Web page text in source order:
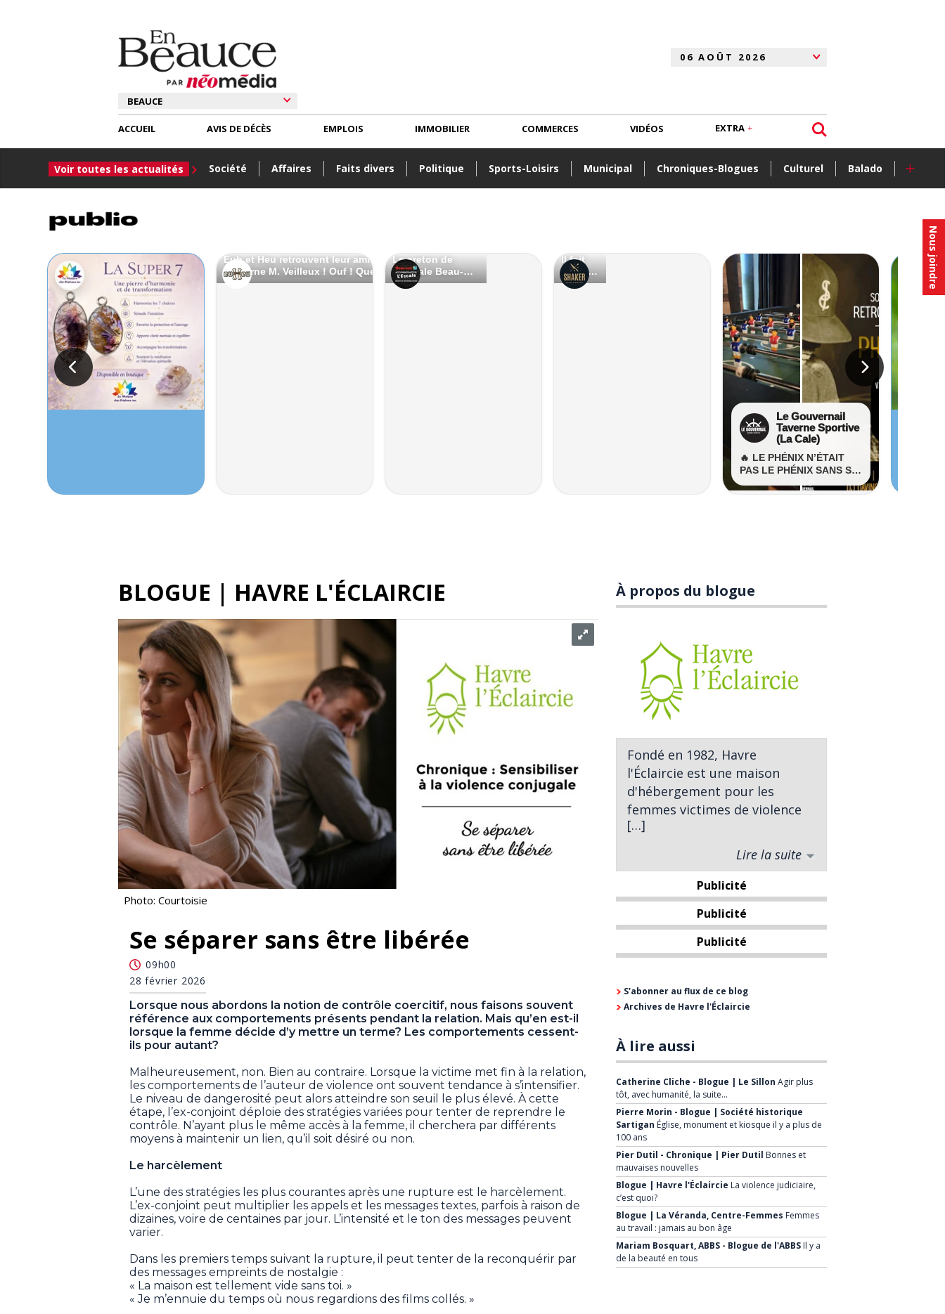
Nous joindre
ACCUEIL
Voir toutes les actualités Société Affaires Faits divers Politique Sports-Loisirs Municipal Chroniques-Blogues Culturel Balado +
AVIS DE DÉCÈS EMPLOIS IMMOBILIER COMMERCES VIDÉOS EXTRA
BLOGUE | HAVRE L'ÉCLAIRCIE
Photo: Courtoisie
Se séparer sans être libérée
09h00
28 février 2026
Lorsque nous abordons la notion de contrôle coercitif, nous faisons souvent
référence aux comportements présents pendant la relation. Mais qu’en est-il
lorsque la femme décide d’y mettre un terme? Les comportements cessent-
ils pour autant?
Malheureusement, non. Bien au contraire. Lorsque la victime met fin à la relation,
les comportements de l’auteur de violence ont souvent tendance à s’intensifier.
Le niveau de dangerosité peut alors atteindre son seuil le plus élevé. À cette
étape, l’ex-conjoint déploie des stratégies variées pour tenter de reprendre le
contrôle. N’ayant plus le même accès à la femme, il cherchera par différents
moyens à maintenir un lien, qu’il soit désiré ou non.
Le harcèlement
L’une des stratégies les plus courantes après une rupture est le harcèlement.
L’ex-conjoint peut multiplier les appels et les messages textes, parfois à raison de
dizaines, voire de centaines par jour. L’intensité et le ton des messages peuvent
varier.
Dans les premiers temps suivant la rupture, il peut tenter de la reconquérir par
des messages empreints de nostalgie :
« La maison est tellement vide sans toi. »
« Je m’ennuie du temps où nous regardions des films collés. »
À propos du blogue
Fondé en 1982, Havre
l'Éclaircie est une maison
d'hébergement pour les
femmes victimes de violence
conjugale et leurs enfants.
Notre mission première est de
fournir à celles-ci un refuge
accueillant et sécuritaire afin
qu'elles reprennent du pouvoir
sur leur vie. Notre ressource
est spécialisée en intervention
problématique de la violence
conjugale et, de par sa
de changement social.
[…]
Lire la suite
Publicité
Publicité
Publicité
S'abonner au flux de ce blog
Archives de Havre l'Éclaircie
À lire aussi
Catherine Cliche - Blogue | Le Sillon Agir plus
tôt, avec humanité, la suite…
Pierre Morin - Blogue | Société historique
Sartigan Église, monument et kiosque il y a plus de
100 ans
Pier Dutil - Chronique | Pier Dutil Bonnes et
mauvaises nouvelles
Blogue | Havre l'Éclaircie La violence judiciaire,
c’est quoi?
Blogue | La Véranda, Centre-Femmes Femmes
au travail : jamais au bon âge
Mariam Bosquart, ABBS - Blogue de l'ABBS Il y a
de la beauté en tous